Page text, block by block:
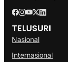
TELUSURI
Nasional
Internasional